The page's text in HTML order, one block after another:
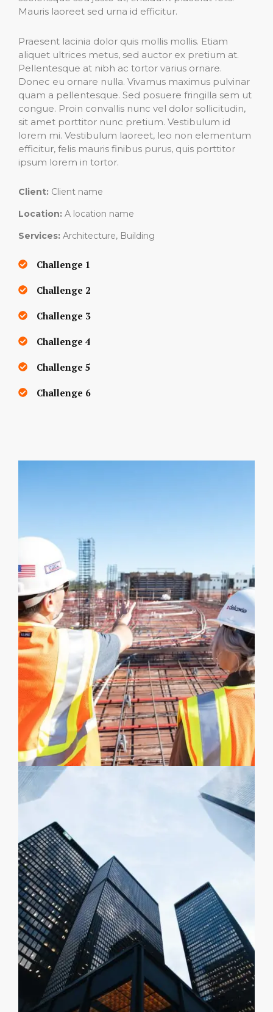
Mauris laoreet sed urna id efficitur.
Praesent lacinia dolor quis mollis mollis. Etiam
aliquet ultrices metus, sed auctor ex pretium at.
Pellentesque at nibh ac tortor varius ornare.
Donec eu ornare nulla. Vivamus maximus pulvinar
quam a pellentesque. Sed posuere fringilla sem ut
congue. Proin convallis nunc vel dolor sollicitudin,
sit amet porttitor nunc pretium. Vestibulum id
lorem mi. Vestibulum laoreet, leo non elementum
efficitur, felis mauris finibus purus, quis porttitor
ipsum lorem in tortor.
Client: Client name
Location: A location name
Services: Architecture, Building
Challenge 1
Challenge 2
Challenge 3
Challenge 4
Challenge 5
Challenge 6